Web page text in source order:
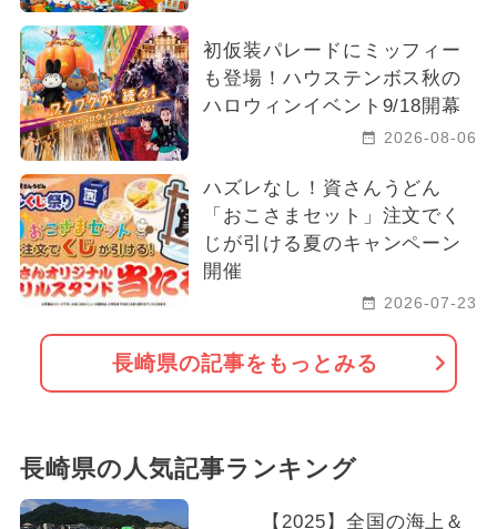
初仮装パレードにミッフィー
も登場！ハウステンボス秋の
ハロウィンイベント9/18開幕
2026-08-06
ハズレなし！資さんうどん
「おこさまセット」注文でく
じが引ける夏のキャンペーン
開催
2026-07-23
長崎県の記事をもっとみる
長崎県の人気記事ランキング
【2025】全国の海上＆